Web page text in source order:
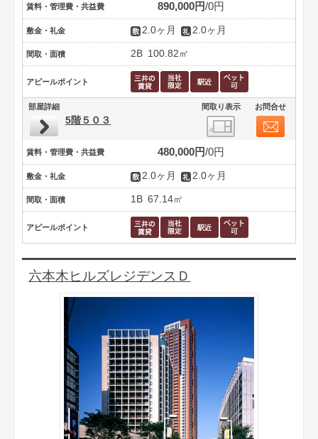
賃料・管理費・共益費 890,000円 0円
敷金・礼金 2.0ヶ月 2.0ヶ月
間取・面積 2B 100.82㎡
アピールポイント
部屋詳細 間取り表示 お問合せ
5階５０３
賃料・管理費・共益費 480,000円 0円
敷金・礼金 2.0ヶ月 2.0ヶ月
間取・面積 1B 67.14㎡
アピールポイント
六本木ヒルズレジデンスＤ